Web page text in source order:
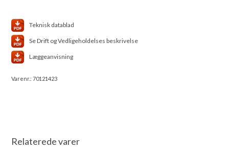
Teknisk datablad
Se Drift og Vedligeholdelses beskrivelse
Læggeanvisning
Varenr.:70121423
Relaterede varer